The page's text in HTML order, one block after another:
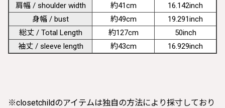
肩幅 / shoulder width
約41cm
16.142inch
身幅 / bust
約49cm
19.291inch
総丈 / Total Length
約127cm
50inch
袖丈 / sleeve length
約43cm 16.929inch
※closetchildのアイテムは独自の方法により採寸しており